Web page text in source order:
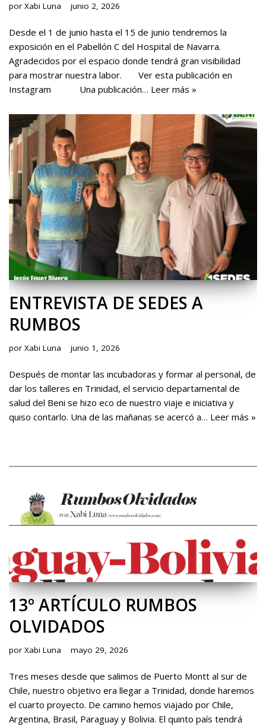
por Xabi Luna junio 2, 2026
Desde el 1 de junio hasta el 15 de junio tendremos la
exposición en el Pabellón C del Hospital de Navarra.
Agradecidos por el espacio donde tendrá gran visibilidad
para mostrar nuestra labor. Ver esta publicación en
Instagram Una publicación… Leer más »
ENTREVISTA DE SEDES A
RUMBOS
por Xabi Luna junio 1, 2026
Después de montar las incubadoras y formar al personal, de
dar los talleres en Trinidad, el servicio departamental de
salud del Beni se hizo eco de nuestro viaje e iniciativa y
quiso contarlo. Una de las mañanas se acercó a… Leer más »
13º ARTÍCULO RUMBOS
OLVIDADOS
por Xabi Luna mayo 29, 2026
Tres meses desde que salimos de Puerto Montt al sur de
Chile, nuestro objetivo era llegar a Trinidad, donde haremos
el cuarto proyecto. De camino hemos viajado por Chile,
Argentina, Brasil, Paraguay y Bolivia. El quinto país tendrá